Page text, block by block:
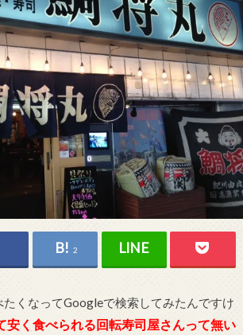
2
たくなってGoogleで検索してみたんですけ
安く食べられる回転寿司屋さんって無い